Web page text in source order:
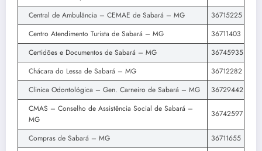
Central de Ambulância – CEMAE de Sabará – MG
36715225
Centro Atendimento Turista de Sabará – MG
36711403
Certidões e Documentos de Sabará – MG
36745935
Chácara do Lessa de Sabará – MG
36712282
Clinica Odontológica – Gen. Carneiro de Sabará – MG
36729442
CMAS – Conselho de Assistência Social de Sabará –
MG
36742597
Compras de Sabará – MG
36711655